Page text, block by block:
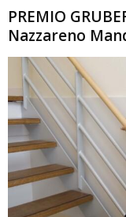
PREMIO
Nazzareno